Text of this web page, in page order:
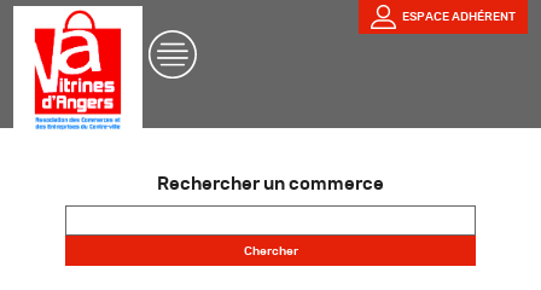
ESPACE ADHÉRENT
Rechercher un commerce